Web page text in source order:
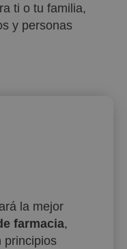
ti o tu familia,
y personas
la mejor
farmacia,
principios